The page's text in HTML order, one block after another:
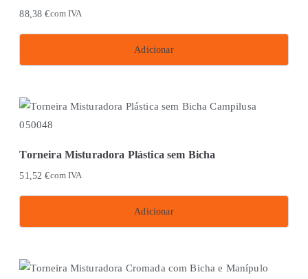
be
on
page
88,38€com IVA
Adicionar
Torneira Misturadora Plástica sem Bicha
51,52€com IVA
Adicionar